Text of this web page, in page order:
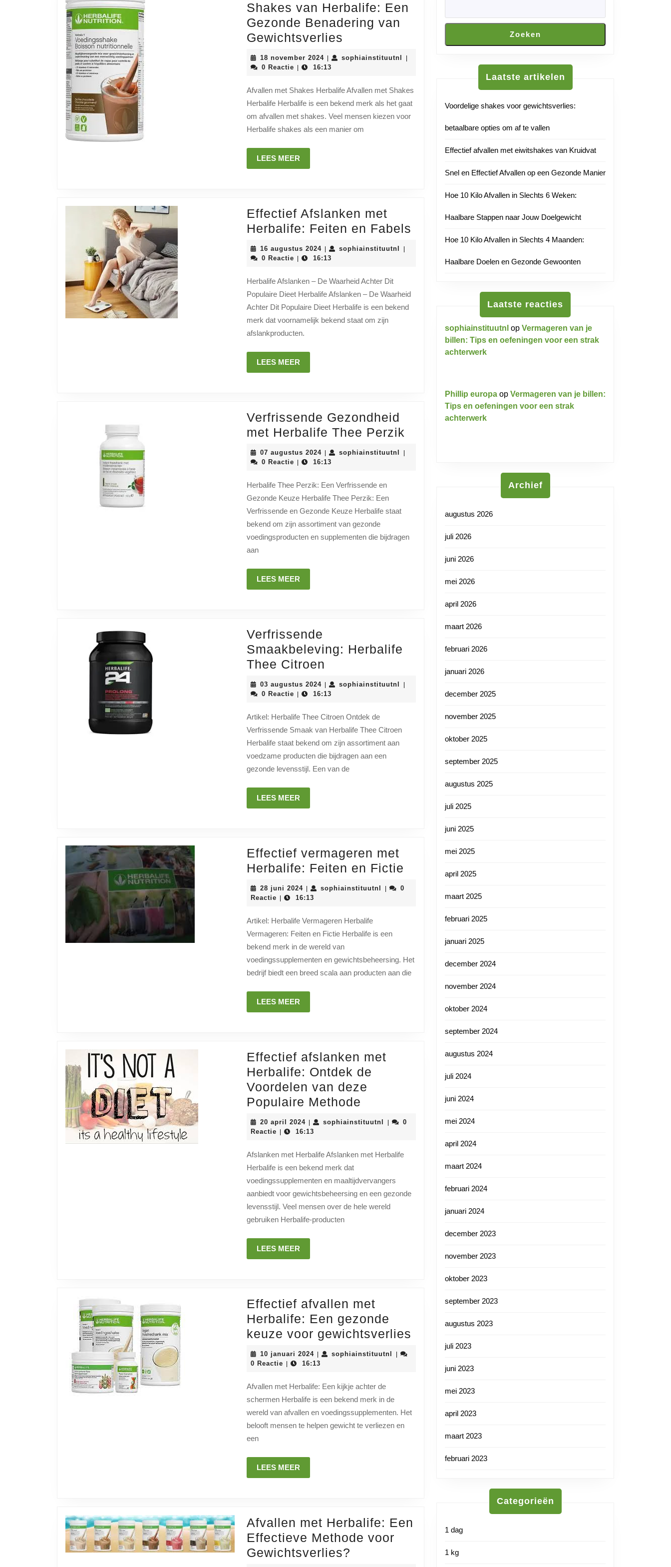
Shakes van Herbalife: Een
Gezonde Benadering van
Gewichtsverlies
Afvallen
van
Herbalife:
Een
18 november 202418
november
sophiainstituutnl sophiainstituutnl
0 Reactie 16:13
Afvallen met Shakes Herbalife Afvallen met Shakes
Herbalife Herbalife is een bekend merk als het gaat
om afvallen met shakes. Veel mensen kiezen voor
Herbalife shakes als een manier om
LEES MEER
MEER
Effectief Afslanken met
Herbalife: Feiten en Fabels
Afslanken
16 augustus 202416
augustus
sophiainstituutnl sophiainstituutnl
0 Reactie 16:13
Herbalife Afslanken – De Waarheid Achter Dit
Populaire Dieet Herbalife Afslanken – De Waarheid
Achter Dit Populaire Dieet Herbalife is een bekend
merk dat voornamelijk bekend staat om zijn
afslankproducten.
LEES MEER
MEER
Verfrissende Gezondheid
met Herbalife Thee Perzik
07 augustus 202407
augustus
sophiainstituutnl sophiainstituutnl
0 Reactie 16:13
Herbalife Thee Perzik: Een Verfrissende en
Gezonde Keuze Herbalife Thee Perzik: Een
Verfrissende en Gezonde Keuze Herbalife staat
bekend om zijn assortiment van gezonde
voedingsproducten en supplementen die bijdragen
aan
LEES MEER
MEER
Verfrissende
Smaakbeleving: Herbalife
Thee Citroen
Smaakbeleving:
Herbalife
Citroen
03 augustus 202403
augustus
sophiainstituutnl sophiainstituutnl
0 Reactie 16:13
Artikel: Herbalife Thee Citroen Ontdek de
Verfrissende Smaak van Herbalife Thee Citroen
Herbalife staat bekend om zijn assortiment aan
voedzame producten die bijdragen aan een
gezonde levensstijl. Een van de
LEES MEER
MEER
Effectief vermageren met
Herbalife: Feiten en Fictie
vermageren
Herbalife:
Fictie
28 juni 202428
juni
sophiainstituutnl sophiainstituutnl
0
Reactie
16:13
Artikel: Herbalife Vermageren Herbalife
Vermageren: Feiten en Fictie Herbalife is een
bekend merk in de wereld van
voedingssupplementen en gewichtsbeheersing. Het
bedrijf biedt een breed scala aan producten aan die
LEES MEER
MEER
Effectief afslanken met
Herbalife: Ontdek de
Voordelen van deze
Populaire Methode
afslanken
Ontdek
de
Voordelen
van
20 april 202420
april
sophiainstituutnl sophiainstituutnl
0
Reactie
16:13
Afslanken met Herbalife Afslanken met Herbalife
Herbalife is een bekend merk dat
voedingssupplementen en maaltijdvervangers
aanbiedt voor gewichtsbeheersing en een gezonde
levensstijl. Veel mensen over de hele wereld
gebruiken Herbalife-producten
LEES MEER
MEER
Effectief afvallen met
Herbalife: Een gezonde
keuze voor gewichtsverlies
afvallen
gezonde
gewichtsverlies
10 januari 202410
januari
sophiainstituutnl sophiainstituutnl
0 Reactie 16:13
Afvallen met Herbalife: Een kijkje achter de
schermen Herbalife is een bekend merk in de
wereld van afvallen en voedingssupplementen. Het
belooft mensen te helpen gewicht te verliezen en
een
LEES MEER
MEER
Afvallen met Herbalife: Een
Effectieve Methode voor
Gewichtsverlies?
Zoeken
Laatste artikelen
Voordelige shakes voor gewichtsverlies:
betaalbare opties om af te vallen
Effectief afvallen met eiwitshakes van Kruidvat
Snel en Effectief Afvallen op een Gezonde Manier
Hoe 10 Kilo Afvallen in Slechts 6 Weken:
Haalbare Stappen naar Jouw Doelgewicht
Hoe 10 Kilo Afvallen in Slechts 4 Maanden:
Haalbare Doelen en Gezonde Gewoonten
Laatste reacties
sophiainstituutnl op Vermageren van je
billen: Tips en oefeningen voor een strak
achterwerk
Phillip europa op Vermageren van je billen:
Tips en oefeningen voor een strak
achterwerk
Archief
augustus 2026
juli 2026
juni 2026
mei 2026
april 2026
maart 2026
februari 2026
januari 2026
december 2025
november 2025
oktober 2025
september 2025
augustus 2025
juli 2025
juni 2025
mei 2025
april 2025
maart 2025
februari 2025
januari 2025
december 2024
november 2024
oktober 2024
september 2024
augustus 2024
juli 2024
juni 2024
mei 2024
april 2024
maart 2024
februari 2024
januari 2024
december 2023
november 2023
oktober 2023
september 2023
augustus 2023
juli 2023
juni 2023
mei 2023
april 2023
maart 2023
februari 2023
Categorieën
1 dag
1 kg